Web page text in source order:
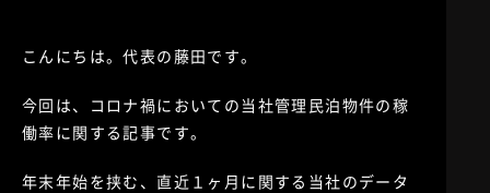
こんにちは。代表の藤田です。
今回は、コロナ禍においての当社管理民泊物件の稼
働率に関する記事です。
年末年始を挟む、直近１ヶ月に関する当社のデータ